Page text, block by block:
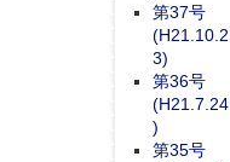
第37号
(H21.10.2
3)
第36号
(H21.7.24
)
第35号